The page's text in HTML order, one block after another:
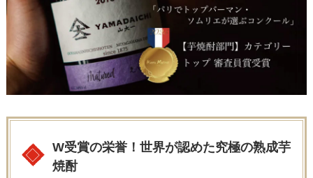
W受賞の栄誉！世界が認めた究極の熟成芋
焼酎